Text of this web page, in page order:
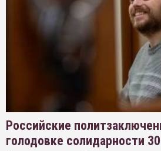
Российские
голодовке солидарности